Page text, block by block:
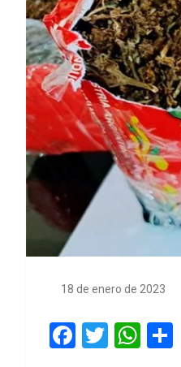
18 de enero de 2023
F
T
W